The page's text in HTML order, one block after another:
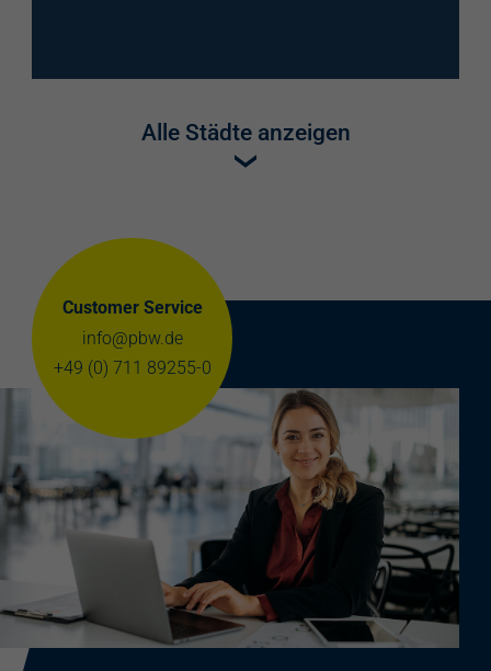
Alle Städte anzeigen
Customer Service
info@pbw.de
+49 (0) 711 89255-0